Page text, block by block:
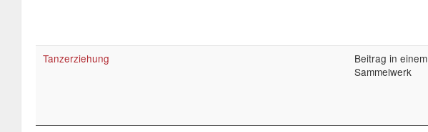
Tanzerziehung
Beitrag in einem
Sammelwerk